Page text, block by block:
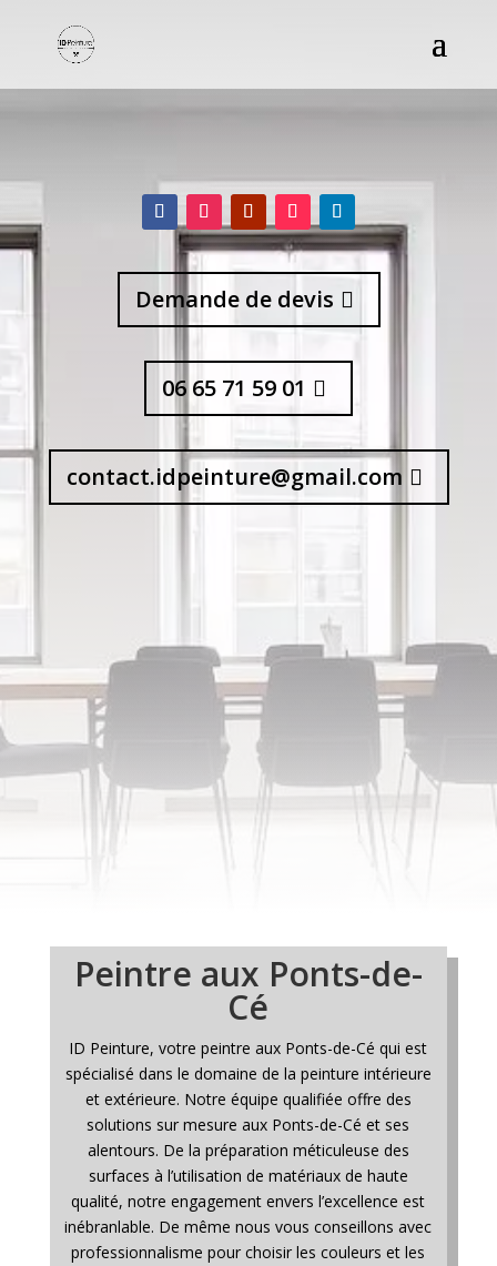
Demande de devis
06 65 71 59 01
contact.idpeinture@gmail.com
Peintre aux Ponts-de-
Cé
ID Peinture, votre peintre aux Ponts-de-Cé qui est
spécialisé dans le domaine de la peinture intérieure
et extérieure. Notre équipe qualifiée offre des
solutions sur mesure aux Ponts-de-Cé et ses
alentours. De la préparation méticuleuse des
surfaces à l’utilisation de matériaux de haute
qualité, notre engagement envers l’excellence est
inébranlable. De même nous vous conseillons avec
professionnalisme pour choisir les couleurs et les